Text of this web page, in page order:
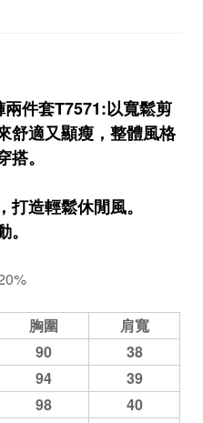
件套T7571:以寬鬆剪
舒適又顯瘦，整體風格
。
造輕鬆休閒風。
胸圍
肩寬
90
38
94
39
98
40